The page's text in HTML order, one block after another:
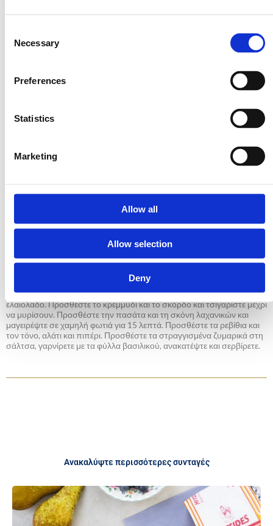
Selection
Necessary
Preferences
Statistics
Marketing
Allow all
Allow selection
Deny
1 μεγάλη κονσέρβα τόνο σε ελαιόλαδο, στραγγισμένο
1 κρεμμύδι, ψιλοκομμένο
1 φλιτζάνι Ρεβίθια Σπαστά Μιτσίδη, ψημένα
10-15 φύλλα φρέσκου βασιλικού
Μέθοδος
Σε μια κατσαρόλα με άφθονο νερό που βράζει προσθέστε τον κύβο
ζωμού. Αφού διαλυθεί, προσθέστε τα ζυμαρικά και μαγειρέψτε
ακολουθώντας τις οδηγίες της συσκευασίας. Όταν ψηθούν
στραγγίστε τα. Εν τω μεταξύ, σε ένα μεγάλο τηγάνι ζεστάνετε το
ελαιόλαδο. Προσθέστε το κρεμμύδι και το σκόρδο και τσιγαρίστε μέχρι
να μυρίσουν. Προσθέστε την πασάτα και τη σκόνη λαχανικών και
μαγειρέψτε σε χαμηλή φωτιά για 15 λεπτά. Προσθέστε τα ρεβίθια και
τον τόνο, αλάτι και πιπέρι. Προσθέστε τα στραγγισμένα ζυμαρικά στη
σάλτσα, γαρνίρετε με τα φύλλα βασιλικού, ανακατέψτε και σερβίρετε.
Ανακαλύψτε περισσότερες συνταγές